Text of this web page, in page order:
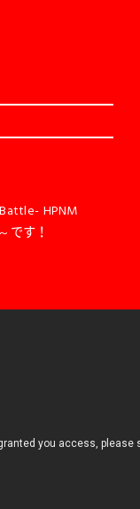
HPNM
です！